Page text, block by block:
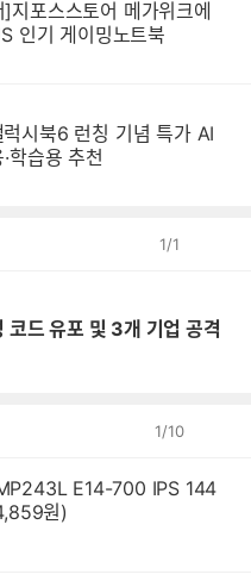
인기 게이밍노트북
학습용 추천
1/1
드 유포 및 3개 기업 공격
1/10
E14-700 IPS 144
원)